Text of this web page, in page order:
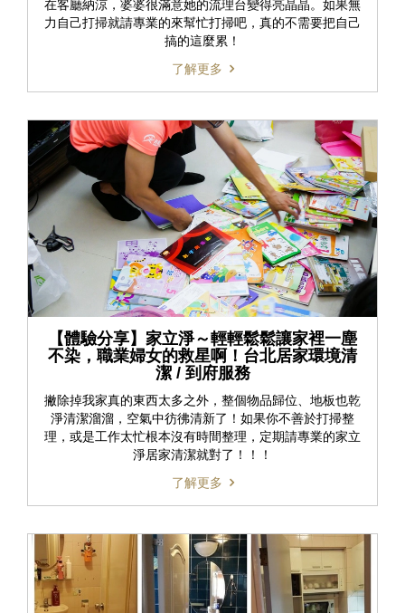
在客廳納涼，婆婆很滿意她的流理台變得亮晶晶。如果無
力自己打掃就請專業的來幫忙打掃吧，真的不需要把自己
搞的這麼累！
了解更多
【體驗分享】家立淨～輕輕鬆鬆讓家裡一塵
不染，職業婦女的救星啊！台北居家環境清
潔 / 到府服務
撇除掉我家真的東西太多之外，整個物品歸位、地板也乾
淨清潔溜溜，空氣中彷彿清新了！如果你不善於打掃整
理，或是工作太忙根本沒有時間整理，定期請專業的家立
淨居家清潔就對了！！！
了解更多